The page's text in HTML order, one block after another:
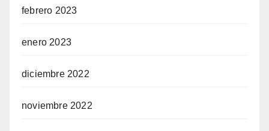
febrero 2023
enero 2023
diciembre 2022
noviembre 2022